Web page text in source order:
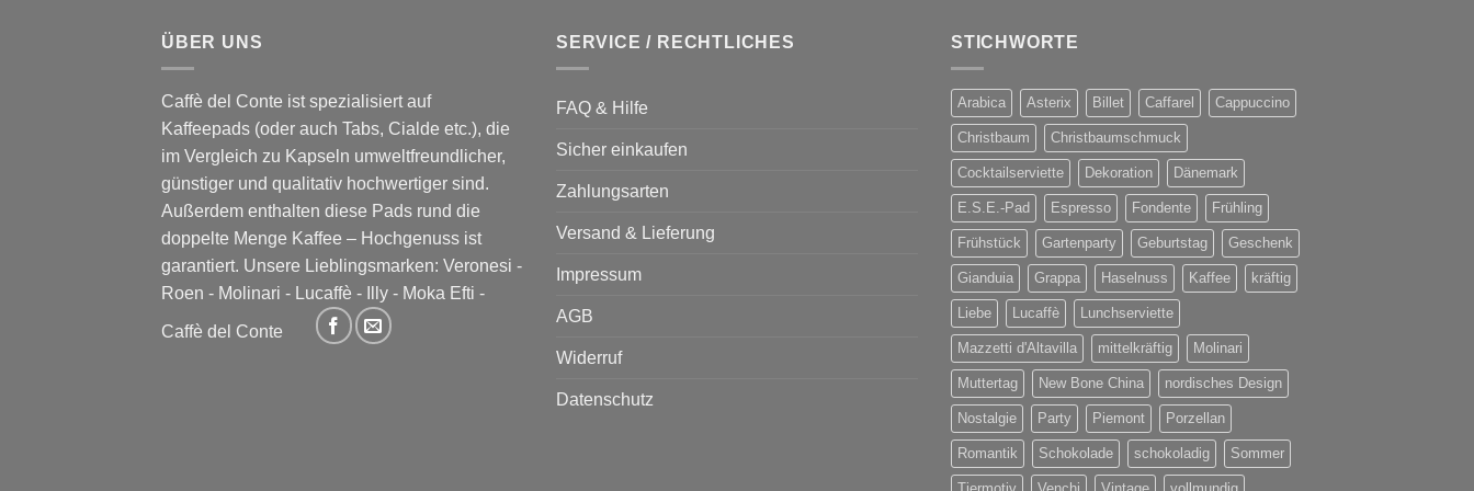
ÜBER UNS
Caffè del Conte ist spezialisiert auf
Kaffeepads (oder auch Tabs, Cialde etc.), die
im Vergleich zu Kapseln umweltfreundlicher,
günstiger und qualitativ hochwertiger sind.
Außerdem enthalten diese Pads rund die
doppelte Menge Kaffee – Hochgenuss ist
garantiert. Unsere Lieblingsmarken: Veronesi -
Roen - Molinari - Lucaffè - Illy - Moka Efti -
Caffè del Conte
SERVICE / RECHTLICHES
FAQ & Hilfe
Sicher einkaufen
Zahlungsarten
Versand & Lieferung
Impressum
AGB
Widerruf
Datenschutz
STICHWORTE
Arabica Asterix Billet Caffarel Cappuccino
Christbaum Christbaumschmuck
Cocktailserviette Dekoration Dänemark
E.S.E.-Pad Espresso Fondente Frühling
Frühstück Gartenparty Geburtstag Geschenk
Gianduia Grappa Haselnuss Kaffee kräftig
Liebe Lucaffè Lunchserviette
Mazzetti d'Altavilla mittelkräftig Molinari
Muttertag New Bone China nordisches Design
Nostalgie Party Piemont Porzellan
Romantik Schokolade schokoladig Sommer